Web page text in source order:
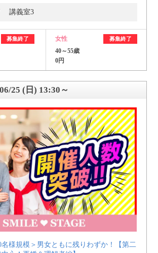
講義室3
募集終了 女性 募集終了
40～55歳
0円
06/25 (日) 13:30～
名様規模＞男女ともに残りわずか！【第二